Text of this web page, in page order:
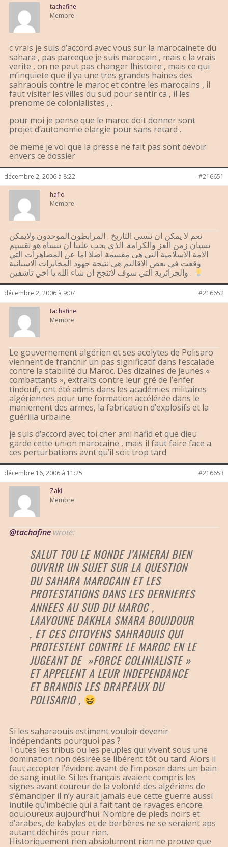
tachafine
Membre
c vrais je suis d’accord avec vous sur la marocainete du
sahara , pas parceque je suis marocain , mais c la vrais
verite , on ne peut pas changer lhistoire , mais ce qui
m’inquiete que il ya une tres grandes haines des
sahraouis contre le maroc et contre les marocains , il
faut visiter les villes du sud pour sentir ca , il les
prenome de colonialistes , ..
pour moi je pense que le maroc doit donner sont
projet d’autonomie elargie pour sans retard .
de meme je voi que la presse ne fait pas sont devoir
envers ce dossier
décembre 2, 2006 à 8:22 #216651
hafid
Membre
نعم لا يمكن ان ننسى التاريخ . المرابطون.الموحدون.ولايمكن
نسيان زمن العز والكرامة. الذي يجب علينا ان ننساه هو تقسيم
الامة الاسلامية التي هي مقسمة اصلا اما عن المضاهرات التي
وقعت في بعض الاقاليم هي نتيجة جهود المخابرات الاسبانية
والجزائرية التي سوف لاتنجح ان شاء الله.يا اخي تاشفين .
décembre 2, 2006 à 9:07 #216652
tachafine
Membre
Le gouvernement algérien et ses acolytes de Polisaro
viennent de franchir un pas significatif dans l’escalade
contre la stabilité du Maroc. Des dizaines de jeunes «
combattants », extraits contre leur gré de l’enfer
tindoufi, ont été admis dans les académies militaires
algériennes pour une formation accélérée dans le
maniement des armes, la fabrication d’explosifs et la
guérilla urbaine.
je suis d’accord avec toi cher ami hafid et que dieu
garde cette union marocaine , mais il faut faire face a
ces perturbations avnt qu’il soit trop tard
décembre 16, 2006 à 11:25 #216653
Zaki
Membre
@tachafine wrote:
SALUT TOU LE MONDE J’AIMERAI BIEN
OUVRIR UN SUJET SUR LA QUESTION
DU SAHARA MAROCAIN ET LES
PROTESTATIONS DANS LES DERNIERES
ANNEES AU SUD DU MAROC ,
LAAYOUNE DAKHLA SMARA BOUJDOUR
, ET CES CITOYENS SAHRAOUIS QUI
PROTESTENT CONTRE LE MAROC EN LE
JUGEANT DE »FORCE COLINIALISTE »
ET APPELENT A LEUR INDEPENDANCE
ET BRANDIS LES DRAPEAUX DU
POLISARIO ,
Si les saharaouis estiment vouloir devenir
indépendants pourquoi pas ?
Toutes les tribus ou les peuples qui vivent sous une
domination non désirée se libérent tôt ou tard. Alors il
faut accepter l’évidenc avant de l’imposer dans un bain
de sang inutile. Si les français avaient compris les
signes avant coureur de la volonté des algériens de
s’émanciper il n’y aurait jamais eue cette guerre aussi
inutile qu’imbécile qui a fait tant de ravages encore
douloureux aujourd’hui. Nombre de pieds noirs et
d’arabes, de kabyles et de berbères ne se seraient aps
autant déchirés pour rien.
Historiquement rien absiolument rien ne prouve que